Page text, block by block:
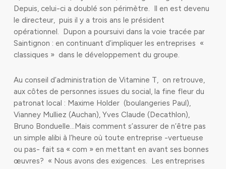
Depuis, celui-ci a doublé son périmètre. Il en est devenu
le directeur, puis il y a trois ans le président
opérationnel. Dupon a poursuivi dans la voie tracée par
Saintignon : en continuant d’impliquer les entreprises «
classiques » dans le développement du groupe.
Au conseil d’administration de Vitamine T, on retrouve,
aux côtes de personnes issues du social, la fine fleur du
patronat local : Maxime Holder (boulangeries Paul),
Vianney Mulliez (Auchan), Yves Claude (Decathlon),
Bruno Bonduelle…Mais comment s’assurer de n’être pas
un simple alibi à l’heure où toute entreprise -vertueuse
ou pas- fait sa « com » en mettant en avant ses bonnes
œuvres? « Nous avons des exigences. Les entreprises